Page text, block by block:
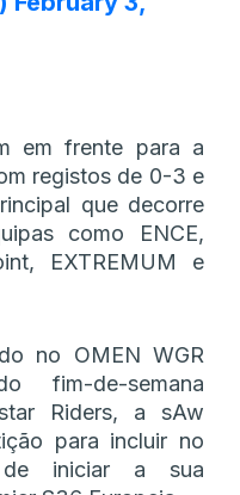
em frente para a
registos de 0-3 e
que decorre
como ENCE,
EXTREMUM e
no OMEN WGR
fim-de-semana
Riders, a sAw
para incluir no
de iniciar a sua